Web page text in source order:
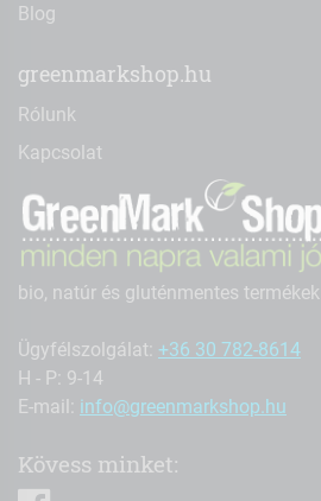
Blog
greenmarkshop.hu
Rólunk
Kapcsolat
bio, natúr és gluténmentes termékek
Ügyfélszolgálat: +36 30 782-8614
H - P: 9-14
E-mail: info@greenmarkshop.hu
Kövess minket: